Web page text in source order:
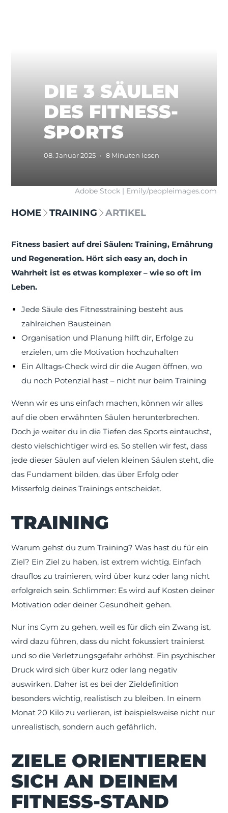
DIE 3 SÄULEN
DES FITNESS-
SPORTS
08. Januar 2025 • 8 Minuten lesen
Adobe Stock | Emily/peopleimages.com
HOME TRAINING ARTIKEL
Fitness basiert auf drei Säulen: Training, Ernährung
und Regeneration. Hört sich easy an, doch in
Wahrheit ist es etwas komplexer – wie so oft im
Leben.
Jede Säule des Fitnesstraining besteht aus
zahlreichen Bausteinen
Organisation und Planung hilft dir, Erfolge zu
erzielen, um die Motivation hochzuhalten
Ein Alltags-Check wird dir die Augen öffnen, wo
du noch Potenzial hast – nicht nur beim Training
Wenn wir es uns einfach machen, können wir alles
auf die oben erwähnten Säulen herunterbrechen.
Doch je weiter du in die Tiefen des Sports eintauchst,
desto vielschichtiger wird es. So stellen wir fest, dass
jede dieser Säulen auf vielen kleinen Säulen steht, die
das Fundament bilden, das über Erfolg oder
Misserfolg deines Trainings entscheidet.
TRAINING
Warum gehst du zum Training? Was hast du für ein
Ziel? Ein Ziel zu haben, ist extrem wichtig. Einfach
drauflos zu trainieren, wird über kurz oder lang nicht
erfolgreich sein. Schlimmer: Es wird auf Kosten deiner
Motivation oder deiner Gesundheit gehen.
Nur ins Gym zu gehen, weil es für dich ein Zwang ist,
wird dazu führen, dass du nicht fokussiert trainierst
und so die Verletzungsgefahr erhöhst. Ein psychischer
Druck wird sich über kurz oder lang negativ
auswirken. Daher ist es bei der Zieldefinition
besonders wichtig, realistisch zu bleiben. In einem
Monat 20 Kilo zu verlieren, ist beispielsweise nicht nur
unrealistisch, sondern auch gefährlich.
ZIELE ORIENTIEREN
SICH AN DEINEM
FITNESS-STAND